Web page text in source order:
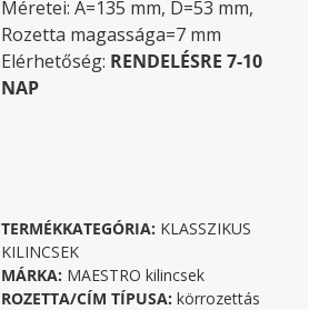
Méretei: A=135 mm, D=53 mm,
Rozetta magassága=7 mm
Elérhetőség: RENDELÉSRE 7-10
NAP
TERMÉKKATEGÓRIA: KLASSZIKUS
KILINCSEK
MÁRKA: MAESTRO kilincsek
ROZETTA/CÍM TÍPUSA: körrozettás